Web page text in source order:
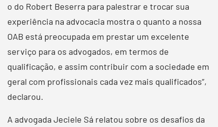
o do Robert Beserra para palestrar e trocar sua
experiência na advocacia mostra o quanto a nossa
OAB está preocupada em prestar um excelente
serviço para os advogados, em termos de
qualificação, e assim contribuir com a sociedade em
geral com profissionais cada vez mais qualificados”,
declarou.
A advogada Jeciele Sá relatou sobre os desafios da